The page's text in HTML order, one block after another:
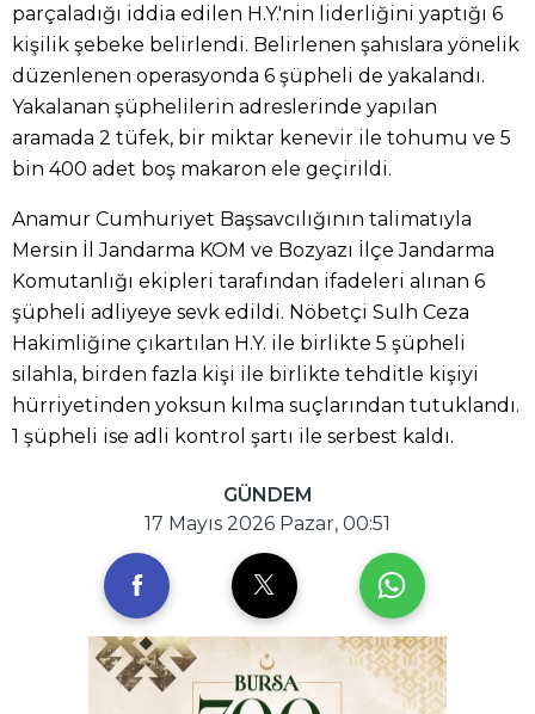
parçaladığı iddia edilen H.Y.'nin liderliğini yaptığı 6
kişilik şebeke belirlendi. Belirlenen şahıslara yönelik
düzenlenen operasyonda 6 şüpheli de yakalandı.
Yakalanan şüphelilerin adreslerinde yapılan
aramada 2 tüfek, bir miktar kenevir ile tohumu ve 5
bin 400 adet boş makaron ele geçirildi.
Anamur Cumhuriyet Başsavcılığının talimatıyla
Mersin İl Jandarma KOM ve Bozyazı İlçe Jandarma
Komutanlığı ekipleri tarafından ifadeleri alınan 6
şüpheli adliyeye sevk edildi. Nöbetçi Sulh Ceza
Hakimliğine çıkartılan H.Y. ile birlikte 5 şüpheli
silahla, birden fazla kişi ile birlikte tehditle kişiyi
hürriyetinden yoksun kılma suçlarından tutuklandı.
1 şüpheli ise adli kontrol şartı ile serbest kaldı.
GÜNDEM
17 Mayıs 2026 Pazar, 00:51